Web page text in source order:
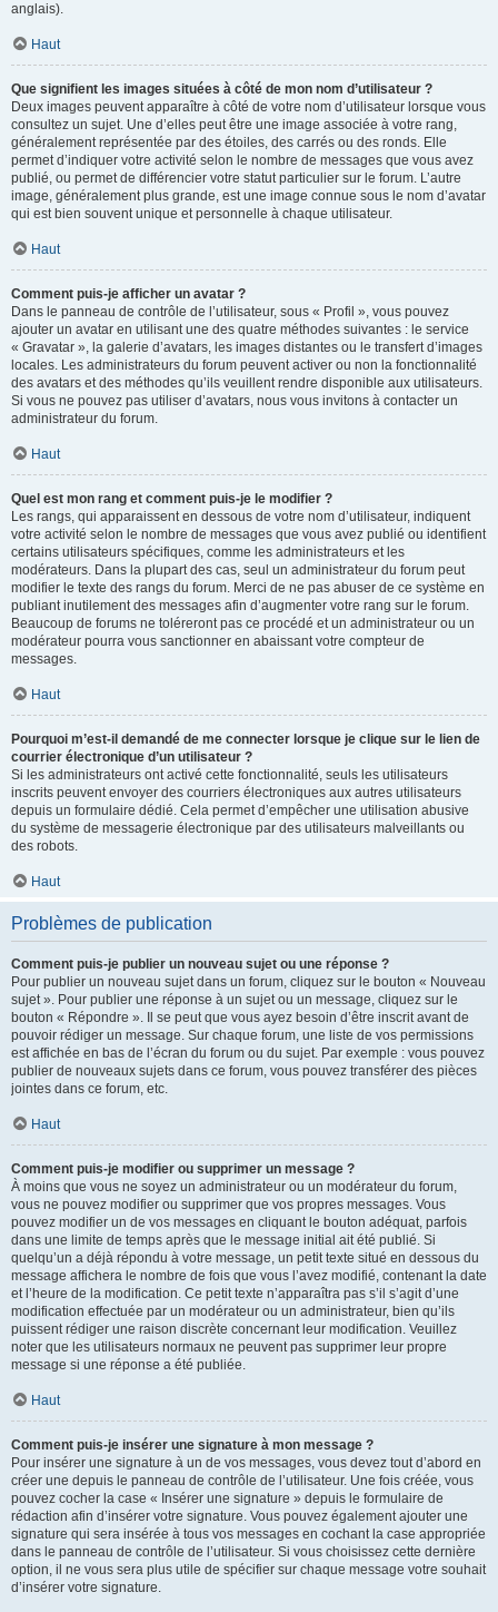
anglais).
Haut
Que signifient les images situées à côté de mon nom d’utilisateur ?
Deux images peuvent apparaître à côté de votre nom d’utilisateur lorsque vous
consultez un sujet. Une d’elles peut être une image associée à votre rang,
généralement représentée par des étoiles, des carrés ou des ronds. Elle
permet d’indiquer votre activité selon le nombre de messages que vous avez
publié, ou permet de différencier votre statut particulier sur le forum. L’autre
image, généralement plus grande, est une image connue sous le nom d’avatar
qui est bien souvent unique et personnelle à chaque utilisateur.
Haut
Comment puis-je afficher un avatar ?
Dans le panneau de contrôle de l’utilisateur, sous « Profil », vous pouvez
ajouter un avatar en utilisant une des quatre méthodes suivantes : le service
« Gravatar », la galerie d’avatars, les images distantes ou le transfert d’images
locales. Les administrateurs du forum peuvent activer ou non la fonctionnalité
des avatars et des méthodes qu’ils veuillent rendre disponible aux utilisateurs.
Si vous ne pouvez pas utiliser d’avatars, nous vous invitons à contacter un
administrateur du forum.
Haut
Quel est mon rang et comment puis-je le modifier ?
Les rangs, qui apparaissent en dessous de votre nom d’utilisateur, indiquent
votre activité selon le nombre de messages que vous avez publié ou identifient
certains utilisateurs spécifiques, comme les administrateurs et les
modérateurs. Dans la plupart des cas, seul un administrateur du forum peut
modifier le texte des rangs du forum. Merci de ne pas abuser de ce système en
publiant inutilement des messages afin d’augmenter votre rang sur le forum.
Beaucoup de forums ne toléreront pas ce procédé et un administrateur ou un
modérateur pourra vous sanctionner en abaissant votre compteur de
messages.
Haut
Pourquoi m’est-il demandé de me connecter lorsque je clique sur le lien de
courrier électronique d’un utilisateur ?
Si les administrateurs ont activé cette fonctionnalité, seuls les utilisateurs
inscrits peuvent envoyer des courriers électroniques aux autres utilisateurs
depuis un formulaire dédié. Cela permet d’empêcher une utilisation abusive
du système de messagerie électronique par des utilisateurs malveillants ou
des robots.
Haut
Problèmes de publication
Comment puis-je publier un nouveau sujet ou une réponse ?
Pour publier un nouveau sujet dans un forum, cliquez sur le bouton « Nouveau
sujet ». Pour publier une réponse à un sujet ou un message, cliquez sur le
bouton « Répondre ». Il se peut que vous ayez besoin d’être inscrit avant de
pouvoir rédiger un message. Sur chaque forum, une liste de vos permissions
est affichée en bas de l’écran du forum ou du sujet. Par exemple : vous pouvez
publier de nouveaux sujets dans ce forum, vous pouvez transférer des pièces
jointes dans ce forum, etc.
Haut
Comment puis-je modifier ou supprimer un message ?
À moins que vous ne soyez un administrateur ou un modérateur du forum,
vous ne pouvez modifier ou supprimer que vos propres messages. Vous
pouvez modifier un de vos messages en cliquant le bouton adéquat, parfois
dans une limite de temps après que le message initial ait été publié. Si
quelqu’un a déjà répondu à votre message, un petit texte situé en dessous du
message affichera le nombre de fois que vous l’avez modifié, contenant la date
et l’heure de la modification. Ce petit texte n’apparaîtra pas s’il s’agit d’une
modification effectuée par un modérateur ou un administrateur, bien qu’ils
puissent rédiger une raison discrète concernant leur modification. Veuillez
noter que les utilisateurs normaux ne peuvent pas supprimer leur propre
message si une réponse a été publiée.
Haut
Comment puis-je insérer une signature à mon message ?
Pour insérer une signature à un de vos messages, vous devez tout d’abord en
créer une depuis le panneau de contrôle de l’utilisateur. Une fois créée, vous
pouvez cocher la case « Insérer une signature » depuis le formulaire de
rédaction afin d’insérer votre signature. Vous pouvez également ajouter une
signature qui sera insérée à tous vos messages en cochant la case appropriée
dans le panneau de contrôle de l’utilisateur. Si vous choisissez cette dernière
option, il ne vous sera plus utile de spécifier sur chaque message votre souhait
d’insérer votre signature.